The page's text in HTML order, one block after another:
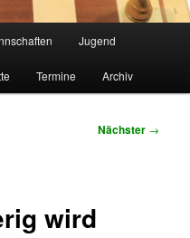
Jugend
Termine Archiv
Nächster →
wird